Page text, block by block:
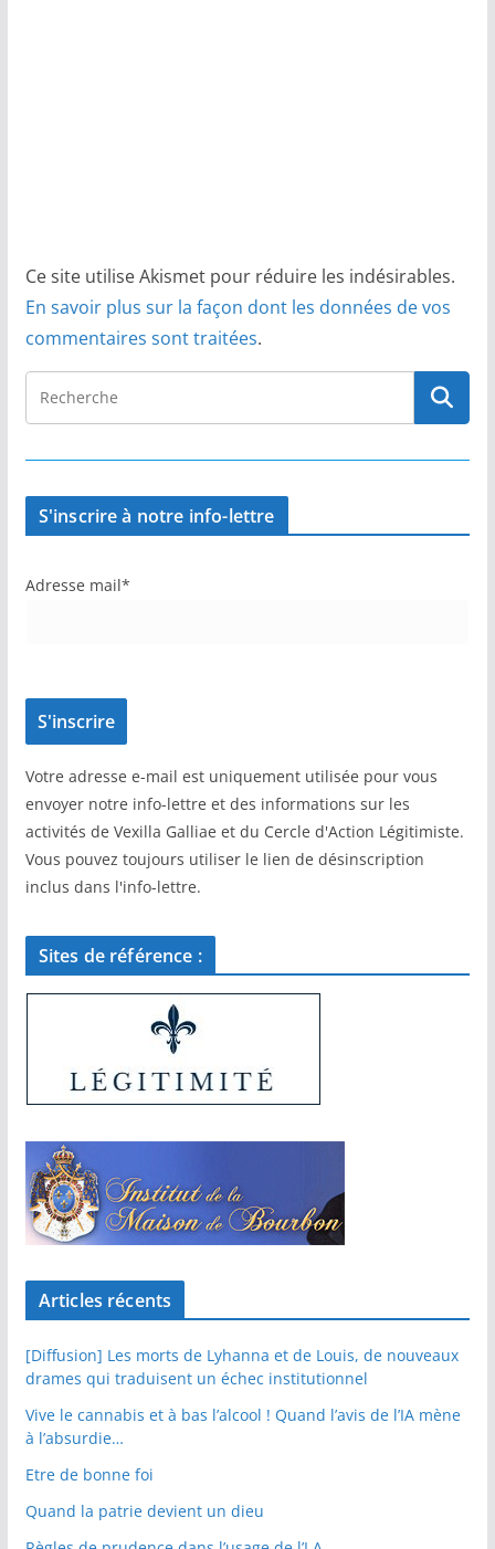
Ce site utilise Akismet pour réduire les indésirables.
En savoir plus sur la façon dont les données de vos
commentaires sont traitées.
S'inscrire à notre info-lettre
Adresse mail*
Votre adresse e-mail est uniquement utilisée pour vous
envoyer notre info-lettre et des informations sur les
activités de Vexilla Galliae et du Cercle d'Action Légitimiste.
Vous pouvez toujours utiliser le lien de désinscription
inclus dans l'info-lettre.
Sites de référence :
Articles récents
[Diffusion] Les morts de Lyhanna et de Louis, de nouveaux
drames qui traduisent un échec institutionnel
Vive le cannabis et à bas l’alcool ! Quand l’avis de l’IA mène
à l’absurdie…
Etre de bonne foi
Quand la patrie devient un dieu